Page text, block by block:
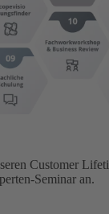
Customer
Seminar an.